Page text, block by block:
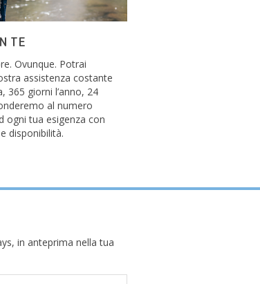
TE
Ovunque. Potrai
assistenza costante
365 giorni l’anno, 24
al numero
ogni tua esigenza con
disponibilità.
in anteprima nella tua